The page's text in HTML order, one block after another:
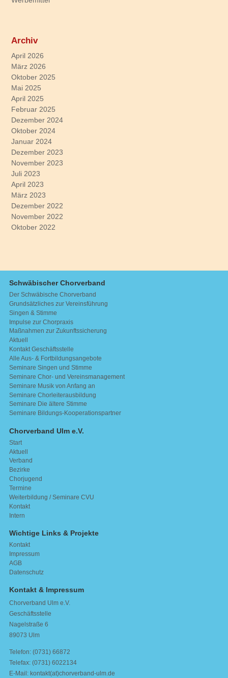
Archiv
April 2026
März 2026
Oktober 2025
Mai 2025
April 2025
Februar 2025
Dezember 2024
Oktober 2024
Januar 2024
Dezember 2023
November 2023
Juli 2023
April 2023
März 2023
Dezember 2022
November 2022
Oktober 2022
Schwäbischer Chorverband
Der Schwäbische Chorverband
Grundsätzliches zur Vereinsführung
Singen & Stimme
Impulse zur Chorpraxis
Maßnahmen zur Zukunftssicherung
Aktuell
Kontakt Geschäftsstelle
Alle Aus- & Fortbildungsangebote
Seminare Singen und Stimme
Seminare Chor- und Vereinsmanagement
Seminare Musik von Anfang an
Seminare Chorleiterausbildung
Seminare Die ältere Stimme
Seminare Bildungs-Kooperationspartner
Chorverband Ulm e.V.
Start
Aktuell
Verband
Bezirke
Chorjugend
Termine
Weiterbildung / Seminare CVU
Kontakt
Intern
Wichtige Links & Projekte
Kontakt
Impressum
AGB
Datenschutz
Kontakt & Impressum
Chorverband Ulm e.V.
Geschäftsstelle
Nagelstraße 6
89073 Ulm
Telefon: (0731) 66872
Telefax: (0731) 6022134
E-Mail: kontakt(at)chorverband-ulm.de